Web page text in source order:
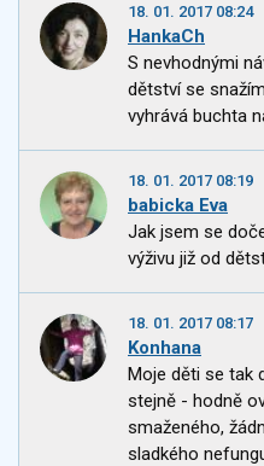
18. 01. 2017 08:24
HankaCh
S nevhodnými
dětství se
vyhrává buchta
18. 01. 2017 08:19
babicka Eva
Jak jsem se
výživu již od
18. 01. 2017 08:17
Konhana
Moje děti se tak
stejně - hodně
smaženého,
sladkého